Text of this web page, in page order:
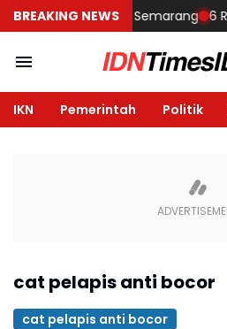
BREAKING NEWS
Rumah di Semarang 6
IKN Pemerintah Politik
cat pelapis anti bocor
cat pelapis anti bocor